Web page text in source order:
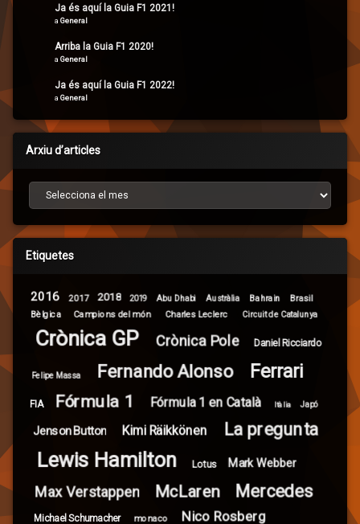
Ja és aquí la Guia F1 2021!
a General
Arriba la Guia F1 2020!
a General
Ja és aquí la Guia F1 2022!
a General
Arxiu d’articles
Arxiu d’articles
Etiquetes
2016 2017 2018 2019 Abu Dhabi Austràlia Bahrain
Brasil
Bèlgica
Campions del món Charles Leclerc Circuit de Catalunya
Crònica GP Crònica Pole Daniel Ricciardo
Felipe Massa Fernando Alonso Ferrari
FIA Fórmula 1 Fórmula 1 en Català Itàlia Japó
Jenson Button Kimi Räikkönen La pregunta
Lewis Hamilton Lotus Mark Webber
Max Verstappen McLaren Mercedes
Michael Schumacher monaco Nico Rosberg